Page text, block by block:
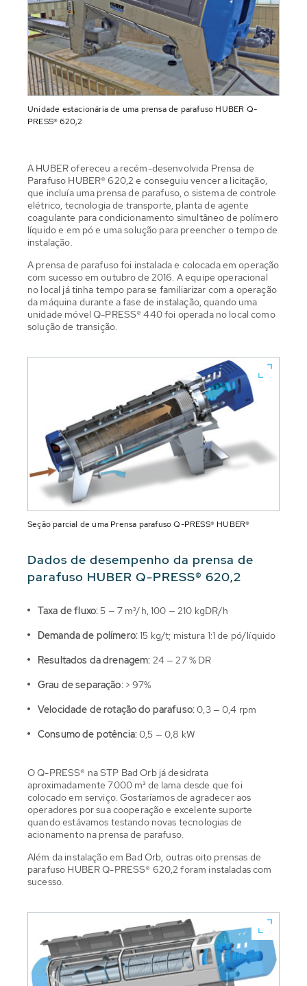
Unidade estacionária de uma prensa de parafuso HUBER Q-
PRESS® 620,2
A HUBER ofereceu a recém-desenvolvida Prensa de
Parafuso HUBER® 620,2 e conseguiu vencer a licitação,
que incluía uma prensa de parafuso, o sistema de controle
elétrico, tecnologia de transporte, planta de agente
coagulante para condicionamento simultâneo de polímero
líquido e em pó e uma solução para preencher o tempo de
instalação.
A prensa de parafuso foi instalada e colocada em operação
com sucesso em outubro de 2016. A equipe operacional
no local já tinha tempo para se familiarizar com a operação
da máquina durante a fase de instalação, quando uma
unidade móvel Q-PRESS® 440 foi operada no local como
solução de transição.
Seção parcial de uma Prensa parafuso Q-PRESS® HUBER®
Dados de desempenho da prensa de
parafuso HUBER Q-PRESS® 620,2
Taxa de fluxo:5 — 7 m³/h, 100 — 210 kgDR/h
Demanda de polímero:15 kg/t; mistura 1:1 de pó/líquido
Resultados da drenagem: 24 — 27 % DR
Grau de separação: > 97%
Velocidade de rotação do parafuso:0,3 — 0,4 rpm
Consumo de potência:0,5 — 0,8 kW
O Q-PRESS® na STP Bad Orb já desidrata
aproximadamente 7000 m³ de lama desde que foi
colocado em serviço. Gostaríamos de agradecer aos
operadores por sua cooperação e excelente suporte
quando estávamos testando novas tecnologias de
acionamento na prensa de parafuso.
Além da instalação em Bad Orb, outras oito prensas de
parafuso HUBER Q-PRESS® 620,2 foram instaladas com
sucesso.